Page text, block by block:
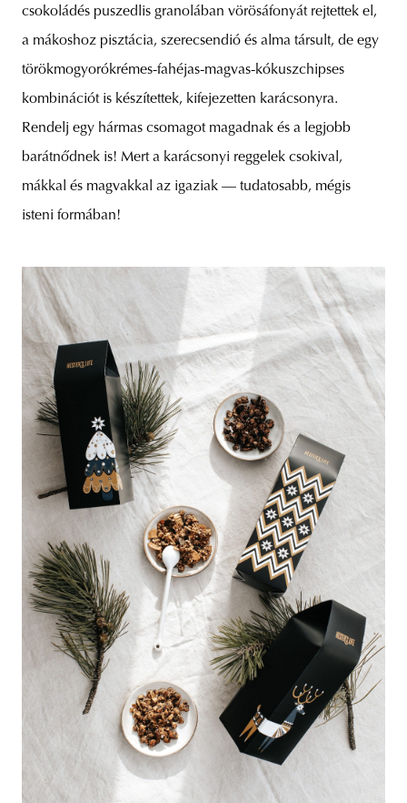
csokoládés puszedlis granolában vörösáfonyát rejtettek el,
a mákoshoz pisztácia, szerecsendió és alma társult, de egy
törökmogyorókrémes-fahéjas-magvas-kókuszchipses
kombinációt is készítettek, kifejezetten karácsonyra.
Rendelj egy hármas csomagot magadnak és a legjobb
barátnődnek is! Mert a karácsonyi reggelek csokival,
mákkal és magvakkal az igaziak — tudatosabb, mégis
isteni formában!